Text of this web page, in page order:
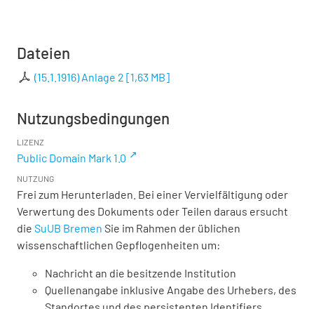
Dateien
(15.1.1916) Anlage 2 [1,63 MB]
Nutzungsbedingungen
LIZENZ
Public Domain Mark 1.0
NUTZUNG
Frei zum Herunterladen. Bei einer Vervielfältigung oder
Verwertung des Dokuments oder Teilen daraus ersucht
die SuUB Bremen Sie im Rahmen der üblichen
wissenschaftlichen Gepflogenheiten um:
Nachricht an die besitzende Institution
Quellenangabe inklusive Angabe des Urhebers, des